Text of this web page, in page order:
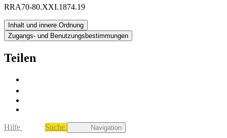
RRA70-80.XXI.1874.19
Inhalt und innere Ordnung
Zugangs- und Benutzungsbestimmungen
Teilen
Hilfe Suche Navigation